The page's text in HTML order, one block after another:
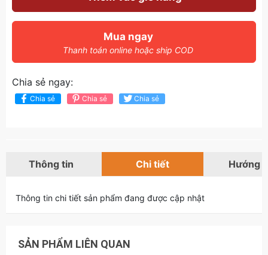
Mua ngay
Thanh toán online hoặc ship COD
Chia sẻ ngay:
Chia sẻ Chia sẻ Chia sẻ
Thông tin Chi tiết Hướng
Thông tin chi tiết sản phẩm đang được cập nhật
SẢN PHẨM LIÊN QUAN